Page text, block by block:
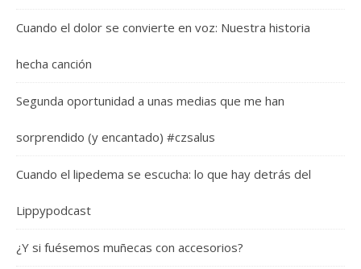
Cuando el dolor se convierte en voz: Nuestra historia
hecha canción
Segunda oportunidad a unas medias que me han
sorprendido (y encantado) #czsalus
Cuando el lipedema se escucha: lo que hay detrás del
Lippypodcast
¿Y si fuésemos muñecas con accesorios?